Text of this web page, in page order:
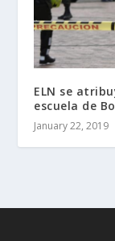
ELN se
escuela de
January 22, 2019